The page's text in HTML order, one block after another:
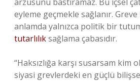
eyleme geçmekle sağlanır.
anlamda yalnızca politik bir
tutarlılıksağlama çabasıdır.
“Haksızlığa karşı susarsam kim
siyasi grevlerdeki en güçlü